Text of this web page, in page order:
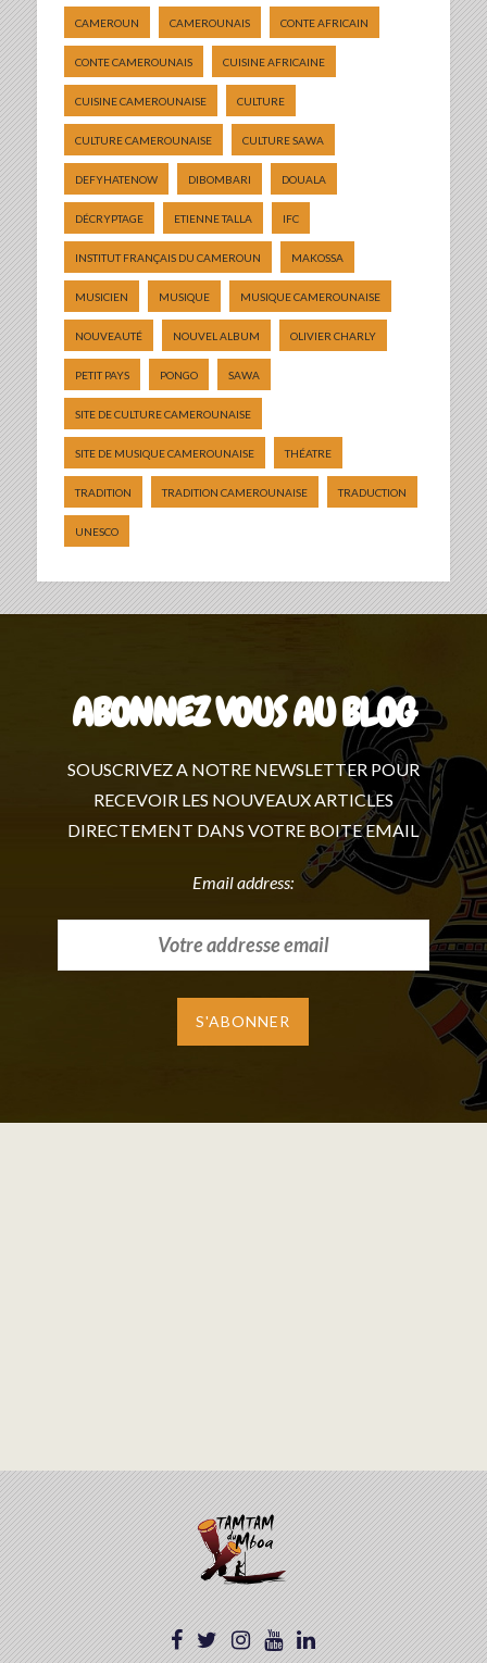
CAMEROUN CAMEROUNAIS CONTE AFRICAIN
CONTE CAMEROUNAIS CUISINE AFRICAINE
CUISINE CAMEROUNAISE CULTURE
CULTURE CAMEROUNAISE CULTURE SAWA
DEFYHATENOW DIBOMBARI DOUALA
DÉCRYPTAGE ETIENNE TALLA IFC
INSTITUT FRANÇAIS DU CAMEROUN MAKOSSA
MUSICIEN MUSIQUE MUSIQUE CAMEROUNAISE
NOUVEAUTÉ NOUVEL ALBUM OLIVIER CHARLY
PETIT PAYS PONGO SAWA
SITE DE CULTURE CAMEROUNAISE
SITE DE MUSIQUE CAMEROUNAISE THÉATRE
TRADITION TRADITION CAMEROUNAISE TRADUCTION
UNESCO
ABONNEZ VOUS AU BLOG
SOUSCRIVEZ A NOTRE NEWSLETTER POUR
RECEVOIR LES NOUVEAUX ARTICLES
DIRECTEMENT DANS VOTRE BOITE EMAIL
Email address: